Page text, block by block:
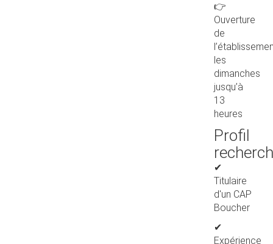
👉
Ouverture
de
les
dimanches
jusqu’à
13
heures
Profil
✔
Titulaire
d'un CAP
Boucher
✔
Expérience